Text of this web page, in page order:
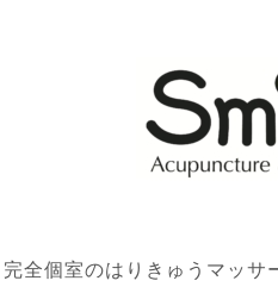
完全個室のはりきゅうマッ